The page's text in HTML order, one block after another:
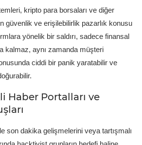
kripto para borsaları ve diğer
güvenlik ve erişilebilirlik pazarlık konusu
yönelik bir saldırı, sadece finansal
kalmaz, aynı zamanda müşteri
ciddi bir panik yaratabilir ve
Haber Portalları ve
son dakika gelişmelerini veya tartışmalı